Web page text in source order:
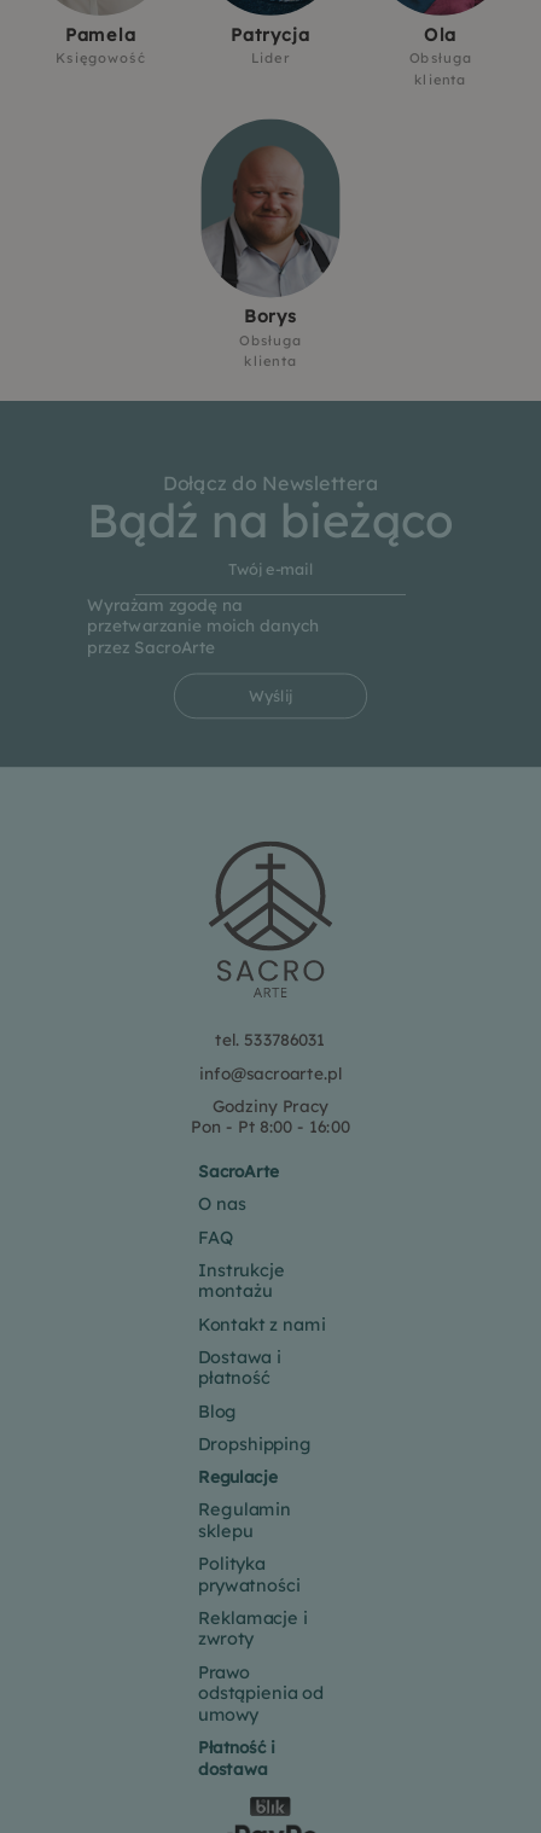
Pamela
Księgowość
Patrycja
Lider
Ola
Obsługa
klienta
Borys
Obsługa
klienta
Dołącz do Newslettera
Bądź na bieżąco
Wyrażam zgodę na
przetwarzanie moich danych
przez SacroArte
Wyślij
tel. 533786031
info@sacroarte.pl
Godziny Pracy
Pon - Pt 8:00 - 16:00
SacroArte
O nas
FAQ
Instrukcje
montażu
Kontakt z nami
Dostawa i
płatność
Blog
Dropshipping
Regulacje
Regulamin
sklepu
Polityka
prywatności
Reklamacje i
zwroty
Prawo
odstąpienia od
umowy
Płatność i
dostawa